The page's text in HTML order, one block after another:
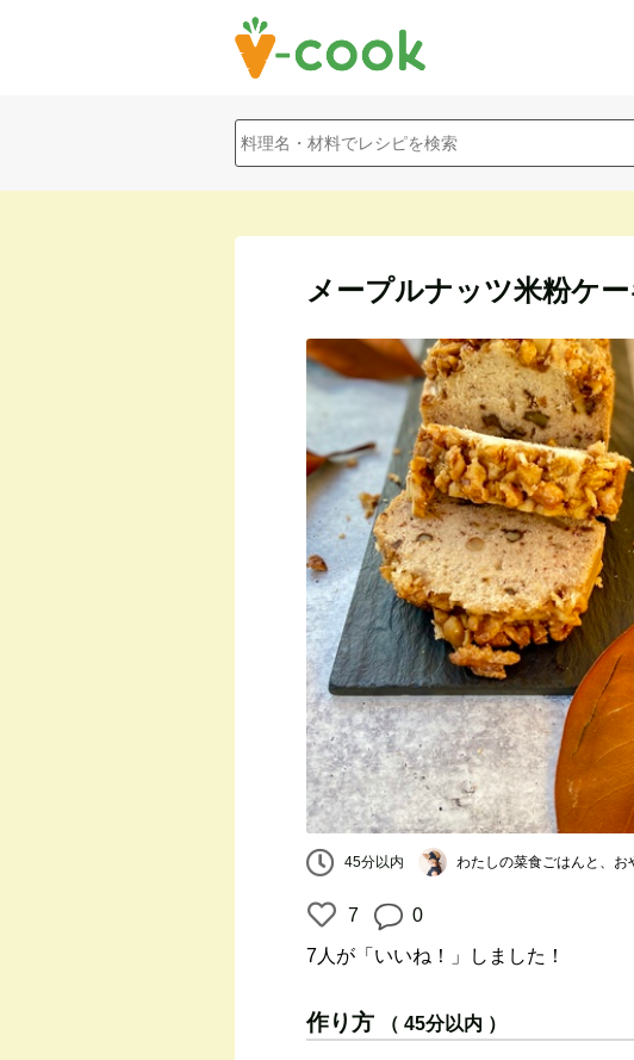
メープルナッツ米粉ケー
45分以内 わたしの菜食ごはんと、お
7 0
7人 が「いいね！」しました！
作り方 （ 45分以内 ）